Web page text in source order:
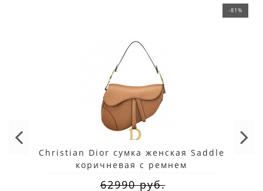
-81%
Christian Dior сумка женская Saddle
коричневая с ремнем
62990 руб.